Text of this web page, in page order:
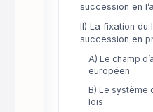
succession en
II) La fixation du
succession en
A) Le champ
européen
B) Le système
lois